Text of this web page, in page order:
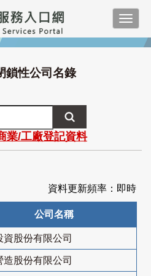
鎖性公司名錄
業/工廠登記資料
資料更新頻率：即時
公司名稱
資股份有限公司
造股份有限公司